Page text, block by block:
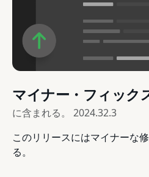
マイナー・フィック
に含まれる。 2024.32.3
このリリースにはマイナーな
る。